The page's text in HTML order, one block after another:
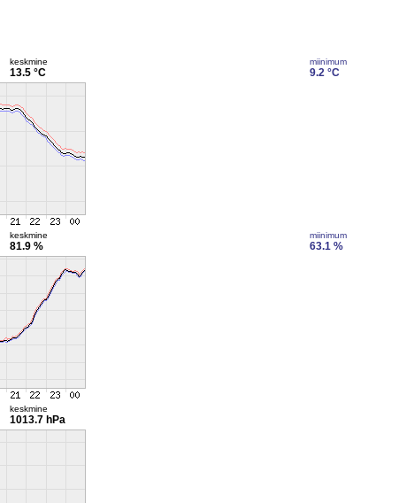
keskmine
13.5 °C
miinimum
9.2 °C
keskmine
81.9 %
miinimum
63.1 %
keskmine
1013.7 hPa